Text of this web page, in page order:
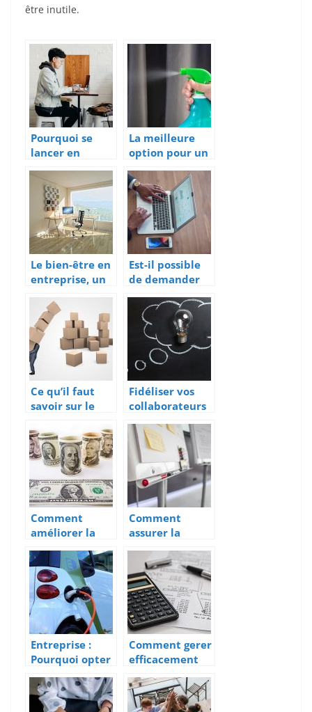
être inutile.
Pourquoi se
lancer en
freelance?
La meilleure
option pour un
nettoyage de
bureau
impeccable
Le bien-être en
entreprise, un
essentiel
Est-il possible
de demander
un prêt
bancaire pour
création
d’entreprise
sans apport ?
Ce qu’il faut
savoir sur le
Fidéliser vos
collaborateurs
autant que vos
clients: quelle
importance?
Comment
améliorer la
gestion
financière de
son entreprise
?
Comment
assurer la
réussite d’un
événement au
sein d’une
entreprise ?
Entreprise :
Pourquoi opter
pour les
voitures
électriques ?
Comment gerer
efficacement
son patrimoine
?